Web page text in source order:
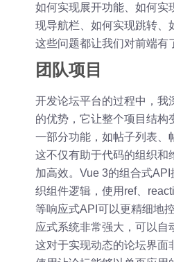
如何实现展开功能、如何实
现导航栏、如何实现跳转、
这些问题都让我们对前端有
团队项目
开发论坛平台的过程中，我
的优势，它让整个项目结构
一部分功能，如帖子列表、
这不仅有助于代码的组织和
加高效。Vue 3的组合式
织组件逻辑，使用ref、
等响应式API可以更精细地
应式系统非常强大，可以自
这对于实现动态的论坛界面